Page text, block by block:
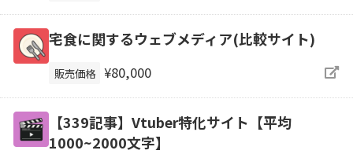
宅食に関するウェブメディア(比較サイト)
販売価格 ¥80,000
【339記事】Vtuber特化サイト【平均
1000~2000文字】